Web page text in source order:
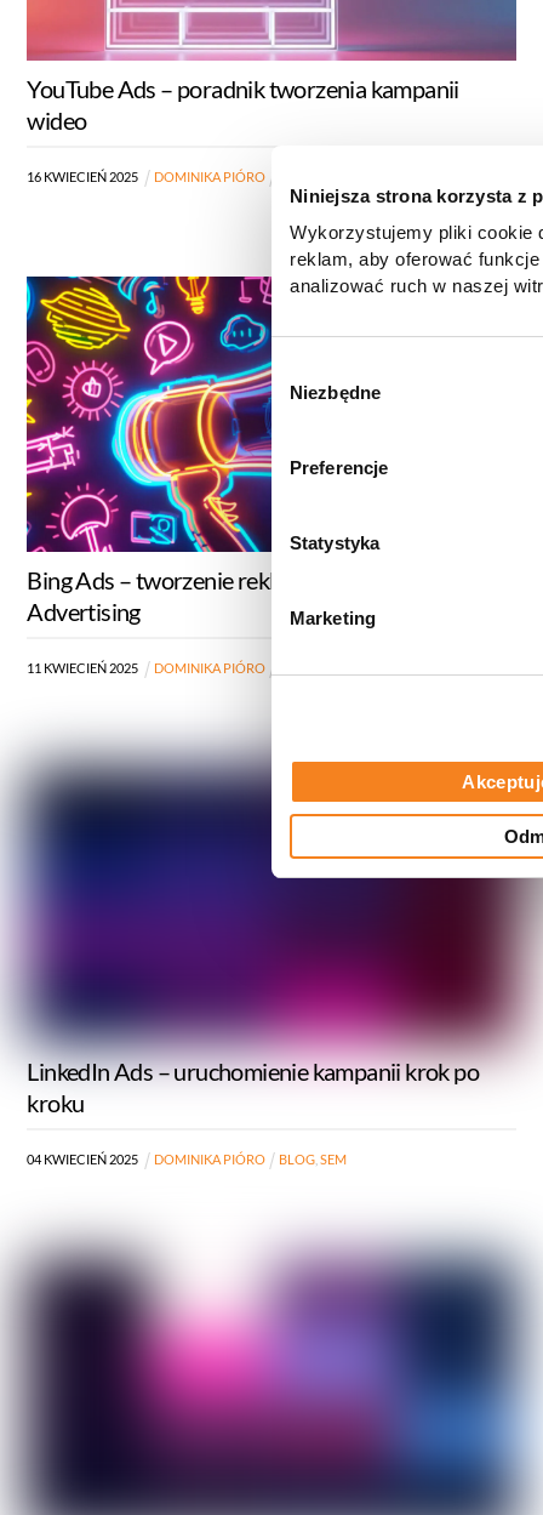
Niniejsza strona korzysta z
Wykorzystujemy pliki cookie
reklam, aby oferować
analizować ruch w naszej
zgody, udostępniamy
informacje z innymi danymi
znajdą Państwo klikając w
prywatności
W
y
b
ó
r
o
Niezbędne
Preferencje
Statystyka
Marketing
YouTube Ads – poradnik tworzenia kampanii
wideo
16 KWIECIEŃ 2025 DOMINIKA PIÓRO
Bing Ads – tworzenie reklam w Microsoft
Advertising
11 KWIECIEŃ 2025 DOMINIKA PIÓRO
LinkedIn Ads – uruchomienie kampanii krok po
kroku
04KWIECIEŃ 2025 DOMINIKA PIÓRO BLOG, SEM